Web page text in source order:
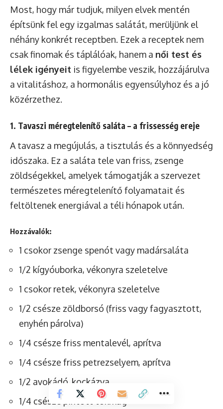
Most, hogy már tudjuk, milyen elvek mentén
építsünk fel egy izgalmas salátát, merüljünk el
néhány konkrét receptben. Ezek a receptek nem
csak finomak és táplálóak, hanem a női test és
lélek igényeit is figyelembe veszik, hozzájárulva
a vitalitáshoz, a hormonális egyensúlyhoz és a jó
közérzethez.
1. Tavaszi méregtelenítő saláta – a frissesség ereje
A tavasz a megújulás, a tisztulás és a könnyedség
időszaka. Ez a saláta tele van friss, zsenge
zöldségekkel, amelyek támogatják a szervezet
természetes méregtelenítő folyamatait és
feltöltenek energiával a téli hónapok után.
Hozzávalók:
1 csokor zsenge spenót vagy madársaláta
1/2 kígyóuborka, vékonyra szeletelve
1 csokor retek, vékonyra szeletelve
1/2 csésze zöldborsó (friss vagy fagyasztott,
enyhén párolva)
1/4 csésze friss mentalevél, aprítva
1/4 csésze friss petrezselyem, aprítva
1/2 avokádó, kockázva
1/4 csésze pirított tökmag